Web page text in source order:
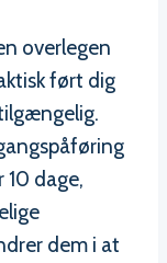
overlegen
ført dig
dage,
dem i at